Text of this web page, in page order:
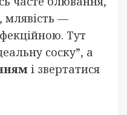
млявість —
Тут
соску”, а
і звертатися